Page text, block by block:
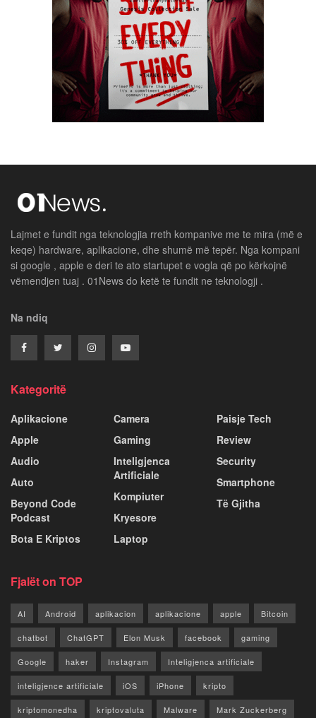
Lajmet e fundit nga teknologjia rreth kompanive me te mira (më e
keqe) hardware, aplikacione, dhe shumë më tepër. Nga kompani
si google , apple e deri te ato startupet e vogla që po kërkojnë
vëmendjen tuaj . 01News do ketë te fundit ne teknologji .
Na ndiq
Kategoritë
Aplikacione
Apple
Audio
Auto
Beyond Code
Podcast
Bota E Kriptos
Camera
Gaming
Inteligjenca
Artificiale
Kompiuter
Kryesore
Laptop
Paisje Tech
Review
Security
Smartphone
Të Gjitha
Fjalët on TOP
AI Android aplikacion aplikacione apple Bitcoin
chatbot ChatGPT Elon Musk facebook gaming
Google haker Instagram Inteligjenca artificiale
inteligjence artificiale iOS iPhone kripto
kriptomonedha kriptovaluta Malware Mark Zuckerberg